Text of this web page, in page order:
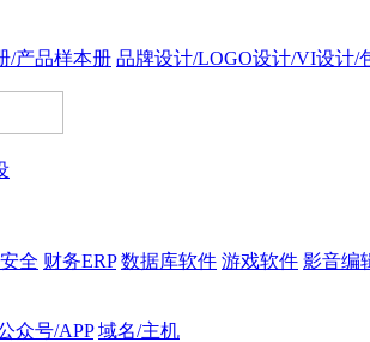
/产品样本册 品牌设计/LOGO设计/VI设计/
全 财务ERP 数据库软件 游戏软件 影音编
众号/APP 域名/主机